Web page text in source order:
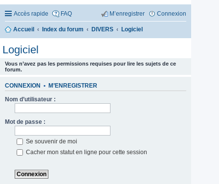
Accès rapide FAQ Connexion
M’enregistrer
Accueil Index du forum DIVERS Logiciel
Logiciel
Vous n’avez pas les permissions requises pour lire les sujets de ce
forum.
CONNEXION • M’ENREGISTRER
Nom d’utilisateur :
Mot de passe :
Se souvenir de moi
Cacher mon statut en ligne pour cette session